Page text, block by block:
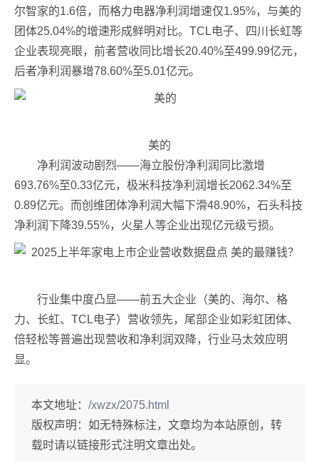
尔智家的1.6倍，而格力电器净利润增速仅1.95%，与美的
团体25.04%的增速形成鲜明对比。TCL电子、四川长虹等
企业表现亮眼，前者营收同比增长20.40%至499.99亿元，
后者净利润暴增78.60%至5.01亿元。
美的
净利润波动剧烈——海立股份净利润同比激增
693.76%至0.33亿元，极米科技净利润增长2062.34%至
0.89亿元。而创维团体净利润大幅下滑48.90%，石头科技
净利润下降39.55%，火星人等企业出现亿元级亏损。
行业集中度凸显——前五大企业（美的、海尔、格
力、长虹、TCL电子）营收领先，尾部企业如彩虹团体、
倍轻松等普遍出现营收和净利润双降，行业马太效应明
显。
本文地址： /xwzx/2075.html
版权声明： 如无特殊标注，文章均为本站原创，转
载时请以链接形式注明文章出处。